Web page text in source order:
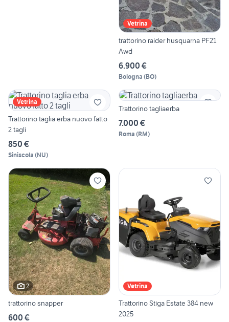
Vetrina
trattorino raider husquarna PF21
Awd
6.900 €
Bologna (BO)
Vetrina
Trattorino taglia erba nuovo fatto
2 tagli
850 €
Siniscola (NU)
Trattorino tagliaerba
7.000 €
Roma (RM)
2
trattorino snapper
600 €
Vetrina
Trattorino Stiga Estate 384 new
2025